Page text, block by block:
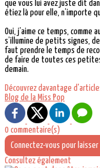
que vous lui avez juste dit
étiez là pour elle, n’importe
Oui, j’aime ce temps, comme
s’illumine de petits signes,
faut prendre le temps de
de faire de toutes ces petites
demain.
Découvrez davantage
Blog de la Miss Pop
0 commentaire(s)
Connectez-vous pour
Consultez également